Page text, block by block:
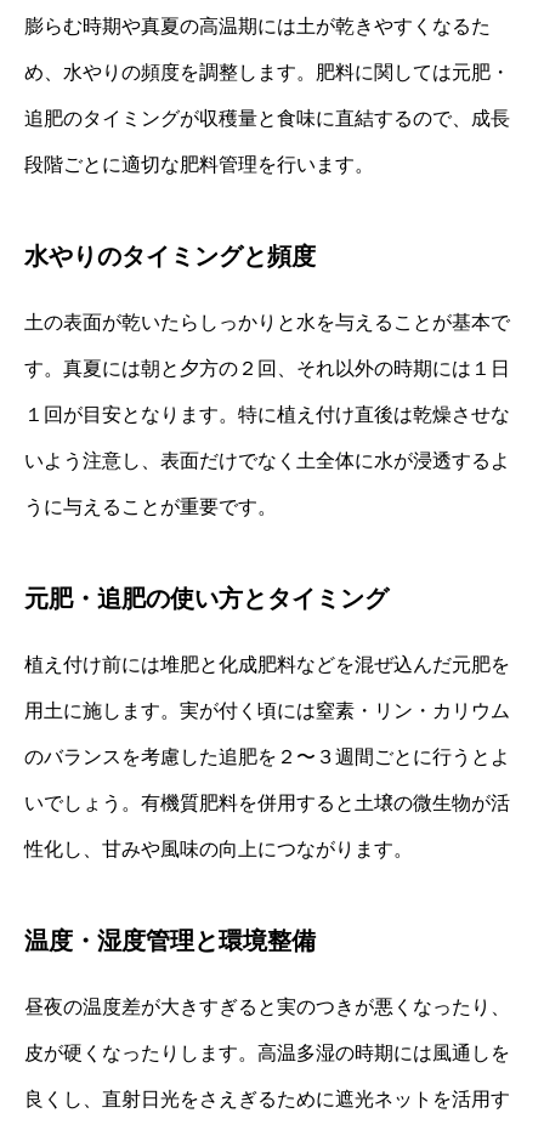
膨らむ時期や真夏の高温期には土が乾きやすくなるた
め、水やりの頻度を調整します。肥料に関しては元肥・
追肥のタイミングが収穫量と食味に直結するので、成長
段階ごとに適切な肥料管理を行います。
水やりのタイミングと頻度
土の表面が乾いたらしっかりと水を与えることが基本で
す。真夏には朝と夕方の２回、それ以外の時期には１日
１回が目安となります。特に植え付け直後は乾燥させな
いよう注意し、表面だけでなく土全体に水が浸透するよ
うに与えることが重要です。
元肥・追肥の使い方とタイミング
植え付け前には堆肥と化成肥料などを混ぜ込んだ元肥を
用土に施します。実が付く頃には窒素・リン・カリウム
のバランスを考慮した追肥を２〜３週間ごとに行うとよ
いでしょう。有機質肥料を併用すると土壌の微生物が活
性化し、甘みや風味の向上につながります。
温度・湿度管理と環境整備
昼夜の温度差が大きすぎると実のつきが悪くなったり、
皮が硬くなったりします。高温多湿の時期には風通しを
良くし、直射日光をさえぎるために遮光ネットを活用す